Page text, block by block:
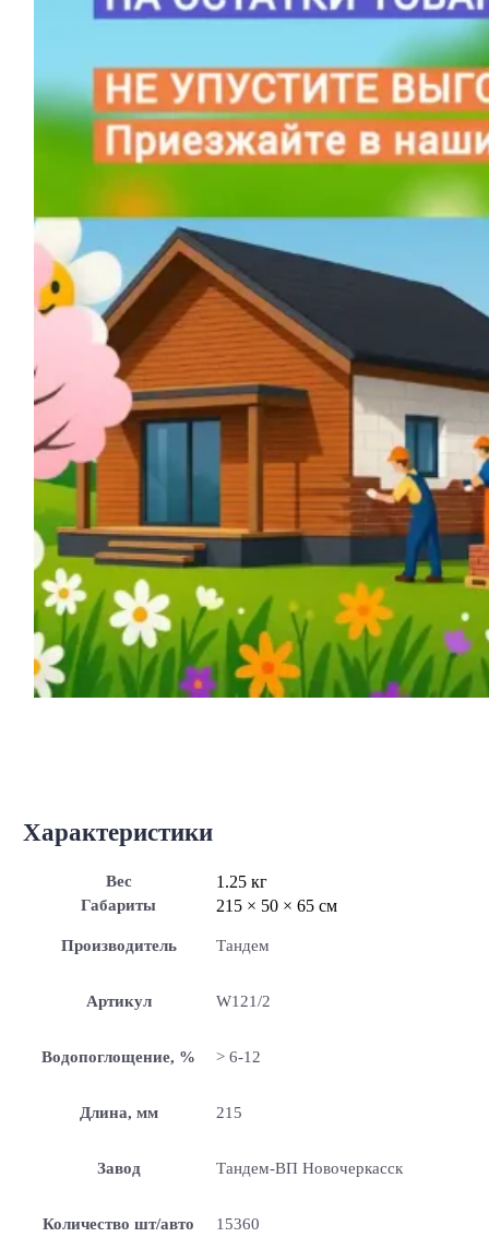
Характеристики
Вес 1.25 кг
Габариты 215 × 50 × 65 см
Производитель Тандем
Артикул W121/2
Водопоглощение, % > 6-12
Длина, мм 215
Завод Тандем-ВП Новочеркасск
Количество шт/авто 15360